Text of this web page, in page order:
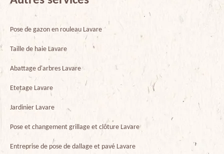
Pose de gazon en rouleau Lavare
Taille de haie Lavare
Abattage d'arbres Lavare
Etetage Lavare
Jardinier Lavare
Pose et changement grillage et clôture Lavare
Entreprise de pose de dallage et pavé Lavare